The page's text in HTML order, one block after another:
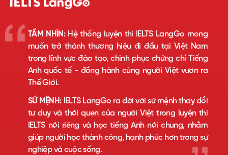
TẦM NHÌN:Hệ thống luyện thi IELTS LangGo mong
muốn trở thành thương hiệu đi đầu tại Việt Nam
trong lĩnh vực đào tạo, chinh phục chứng chỉ Tiếng
Anh quốc tế - đồng hành cùng người Việt vươn ra
Thế Giới.
SỨ MỆNH:IELTS LangGo ra đời với sứ mệnh thay đổi
tư duy và thói quen của người Việt trong luyện thi
IELTS nói riêng và học tiếng Anh nói chung, nhằm
giúp người học thành công, hạnh phúc hơn trong sự
nghiệp và cuộc sống.